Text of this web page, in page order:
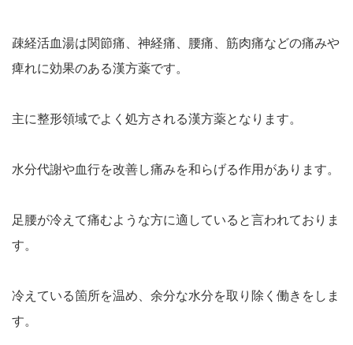
疎経活血湯は関節痛、神経痛、腰痛、筋肉痛などの痛みや
痺れに効果のある漢方薬です。
主に整形領域でよく処方される漢方薬となります。
水分代謝や血行を改善し痛みを和らげる作用があります。
足腰が冷えて痛むような方に適していると言われておりま
す。
冷えている箇所を温め、余分な水分を取り除く働きをしま
す。